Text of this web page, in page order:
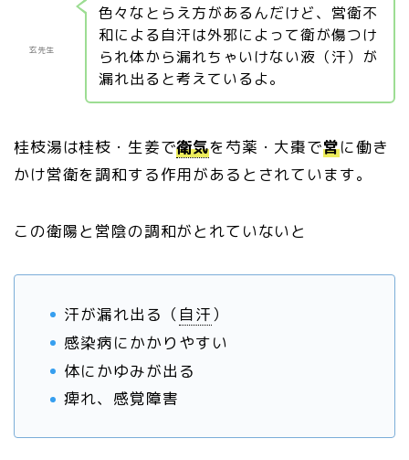
玄先生
色々なとらえ方があるんだけど、営衛不
和による自汗は外邪によって衛が傷つけ
られ体から漏れちゃいけない液（汗）が
漏れ出ると考えているよ。
桂枝湯は桂枝・生姜で衛気を芍薬・大棗で営に働き
かけ営衛を調和する作用があるとされています。
この衛陽と営陰の調和がとれていないと
汗が漏れ出る（ 自汗）
感染病にかかりやすい
体にかゆみが出る
痺れ、感覚障害